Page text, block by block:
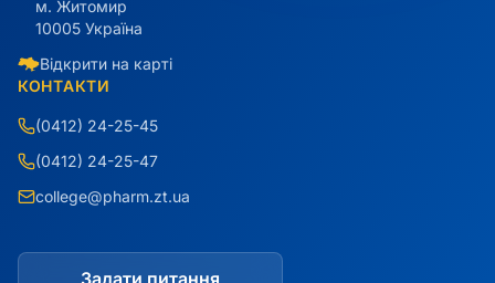
м. Житомир
10005 Україна
Відкрити на карті
КОНТАКТИ
(0412) 24-25-45
(0412) 24-25-47
college@pharm.zt.ua